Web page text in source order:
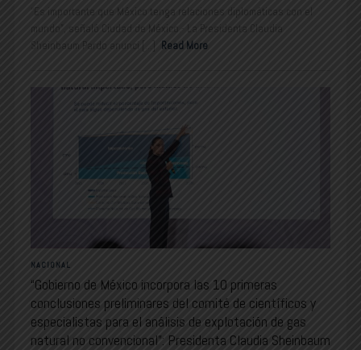
“Es importante que México tenga relaciones diplomáticas con el
mundo”, señaló Ciudad de México.- La Presidenta Claudia
Sheinbaum Pardo anunci [...]
Read More
NACIONAL
“Gobierno de México incorpora las 10 primeras
conclusiones preliminares del comité de científicos y
especialistas para el análisis de explotación de gas
natural no convencional”: Presidenta Claudia Sheinbaum